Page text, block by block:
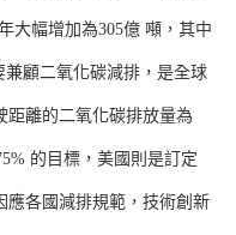
大幅增加為305億 噸，其中
兼顧二氧化碳減排，是全球
距離的二氧化碳排放量為
的目標，美國則是訂定
應各國減排規範，技術創新